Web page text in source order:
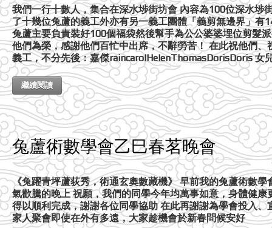
我們一行十數人，集合在深水埗街坊會 內容為100位深水埗
了十幾位兔蘆的義工外亦有另一義工團體「義剪無邊界」
兔蘆主要負責裝好100個福袋然後幫手為公公婆婆埋位剪髮
他們為榮，感謝他們百忙中出席，不辭勞苦！ 在此祝
義工，不分先後：嘉傑raincarolHelenThomasDorisDoris 女
繼續閱讀
兔蘆術數學會乙巳春茗晚會
《兔躍青坪蘆荻秀，術通玄奧數藏機》 早前我的兔蘆術數
氣歡騰的晚上 祝願，我們的同學今年均萬事如意，身體健
得以順利完成，謝謝各位同學協助 在此再謝謝為學會投入
家人聚會即使在外有多遠，大家趁機會於新春問候安好